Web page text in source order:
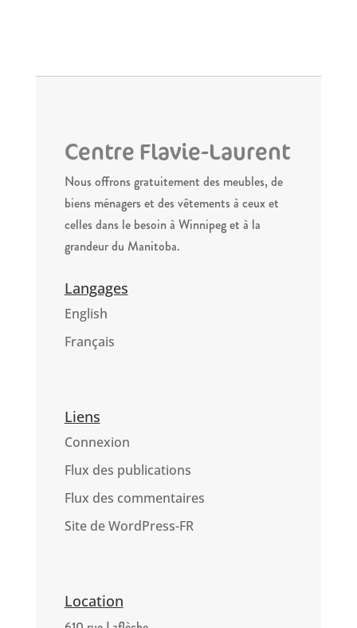
Centre Flavie-Laurent
Nous offrons gratuitement des meubles, de
biens ménagers et des vêtements à ceux et
celles dans le besoin à Winnipeg et à la
grandeur du Manitoba.
Langages
English
Français
Liens
Connexion
Flux des publications
Flux des commentaires
Site de WordPress-FR
Location